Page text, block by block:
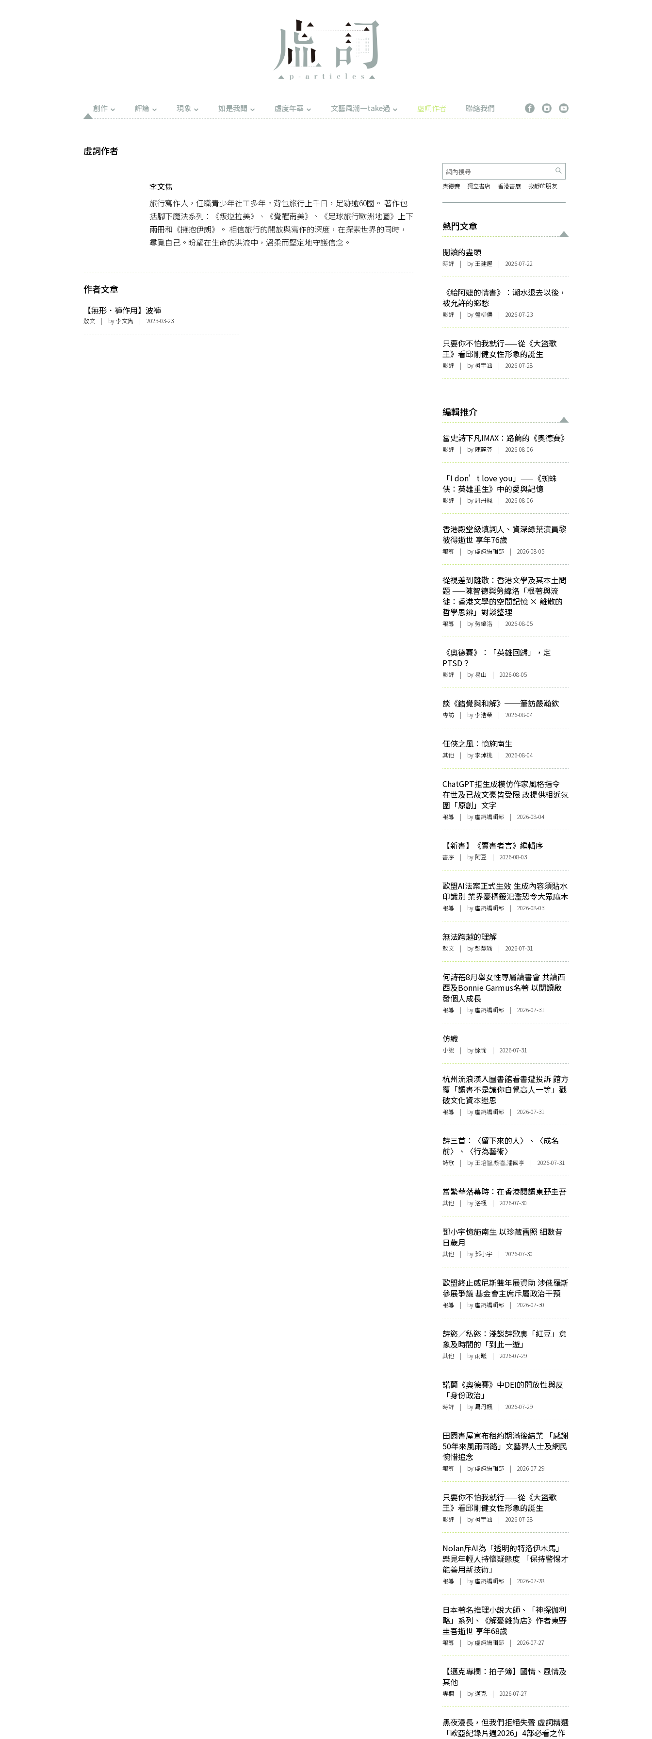
創作 評論 現象 如是我聞 虛度年華 文藝風潮一take過 虛詞作者 聯絡我們
虛詞作者
李文雋
旅行寫作人，任職青少年社工多年。背包旅行上千日，足跡逾60國。 著作包
括腳下魔法系列：《叛逆拉美》、《覺醒南美》、《足球旅行歐洲地圖》上下
兩冊和《擁抱伊朗》。 相信旅行的開放與寫作的深度，在探索世界的同時，
尋覓自己。盼望在生命的洪流中，溫柔而堅定地守護信念。
作者文章
【無形．褲作用】波褲
散文 | by 李文雋 | 2023-03-23
奧德賽 獨立書店 香港書展 寂靜的朋友
熱門文章
閱讀的盡頭
時評 | by 王建鏗 | 2026-07-22
《給阿嬤的情書》：潮水退去以後，
被允許的鄉愁
影評 | by 盤柳儂 | 2026-07-23
只要你不怕我就行——從《大盜歌
王》看邱剛健女性形象的誕生
影評 | by 柯宇涵 | 2026-07-28
編輯推介
當史詩下凡IMAX：路蘭的《奧德賽》
影評 | by 陳麗芬 | 2026-08-06
「I don’t love you」——《蜘蛛
俠：英雄重生》中的愛與記憶
影評 | by 周丹楓 | 2026-08-06
香港殿堂級填詞人、資深綠葉演員黎
彼得逝世 享年76歲
報導 | by 虛詞編輯部 | 2026-08-05
從視差到離散：香港文學及其本土問
題 ——陳智德與勞緯洛「根著與流
徙：香港文學的空間記憶 × 離散的
哲學思辨」對談整理
報導 | by 勞緯洛 | 2026-08-05
《奧德賽》：「英雄回歸」，定
PTSD？
影評 | by 易山 | 2026-08-05
談《錯覺與和解》──筆訪嚴瀚欽
專訪 | by 李浩榮 | 2026-08-04
任俠之風：憶施南生
其他 | by 李焯桃 | 2026-08-04
ChatGPT拒生成模仿作家風格指令
在世及已故文豪皆受限 改提供相近氛
圍「原創」文字
報導 | by 虛詞編輯部 | 2026-08-04
【新書】《賣書者言》編輯序
書序 | by 阿豆 | 2026-08-03
歐盟AI法案正式生效 生成內容須貼水
印識別 業界憂標籤氾濫恐令大眾麻木
報導 | by 虛詞編輯部 | 2026-08-03
無法跨越的理解
散文 | by 彭慧瑜 | 2026-07-31
何詩蓓8月舉女性專屬讀書會 共讀西
西及Bonnie Garmus名著 以閱讀啟
發個人成長
報導 | by 虛詞編輯部 | 2026-07-31
仿織
小說 | by 悇愉 | 2026-07-31
杭州流浪漢入圖書館看書遭投訴 館方
覆「讀書不是讓你自覺高人一等」戳
破文化資本迷思
報導 | by 虛詞編輯部 | 2026-07-31
詩三首：〈留下來的人〉、〈成名
前〉、〈行為藝術〉
詩歌 | by 王培智,黎喜,潘國亨 | 2026-07-31
當繁華落幕時：在香港閱讀東野圭吾
其他 | by洛楓 | 2026-07-30
鄧小宇憶施南生 以珍藏舊照 細數昔
日歲月
其他 | by 鄧小宇 | 2026-07-30
歐盟終止威尼斯雙年展資助 涉俄羅斯
參展爭議 基金會主席斥屬政治干預
報導 | by 虛詞編輯部 | 2026-07-30
詩慾／私慾：淺談詩歌裏「紅豆」意
象及時間的「到此一遊」
其他 | by 雨曦 | 2026-07-29
諾蘭《奧德賽》中DEI的開放性與反
「身份政治」
時評 | by 周丹楓 | 2026-07-29
田園書屋宣布租約期滿後結業 「感謝
50年來風雨同路」文藝界人士及網民
惋惜追念
報導 | by 虛詞編輯部 | 2026-07-29
只要你不怕我就行——從《大盜歌
王》看邱剛健女性形象的誕生
影評 | by 柯宇涵 | 2026-07-28
Nolan斥AI為「透明的特洛伊木馬」
樂見年輕人持懷疑態度 「保持警惕才
能善用新技術」
報導 | by 虛詞編輯部 | 2026-07-28
日本著名推理小說大師、「神探伽利
略」系列、《解憂雜貨店》作者東野
圭吾逝世 享年68歲
報導 | by 虛詞編輯部 | 2026-07-27
【邁克專欄：拍子簿】國情、風情及
其他
專欄 | by邁克 | 2026-07-27
黑夜漫長，但我們拒絕失聲 虛詞精選
「歐亞紀錄片週2026」4部必看之作